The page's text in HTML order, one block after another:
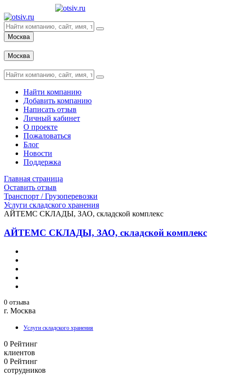
Москва
Москва
Найти компанию
Добавить компанию
Написать отзыв
Личный кабинет
О проекте
Пожаловаться
Блог
Новости
Поддержка
Главная страница
Оставить отзыв
Транспорт / Грузоперевозки
Услуги складского хранения
АЙТЕМС СКЛАДЫ, ЗАО, складской комплекс
АЙТЕМС СКЛАДЫ, ЗАО, складской комплекс
0 отзыва
г. Москва
Услуги складского хранения
0 Рейтинг
клиентов
0 Рейтинг
сотрудников